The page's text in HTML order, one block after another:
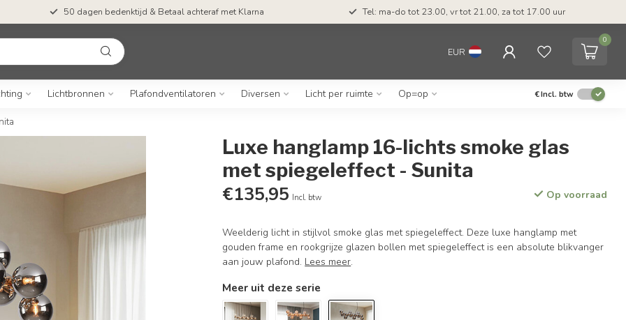
50 dagen bedenktijd & Betaal achteraf met Klarna Tel: ma-do tot 23.00, vr tot 21.00, za tot 17.00 uur
EUR
0
Lichtbronnen Plafondventilatoren Diversen Licht per ruimte Op=op €Incl. btw
Luxe hanglamp 16-lichts smoke glas
met spiegeleffect - Sunita
€135,95 Incl. btw Op voorraad
Weelderig licht in stijlvol smoke glas met spiegeleffect. Deze luxe hanglamp met
gouden frame en rookgrijze glazen bollen met spiegeleffect is een absolute blikvanger
aan jouw plafond. Lees meer.
Meer uit deze serie